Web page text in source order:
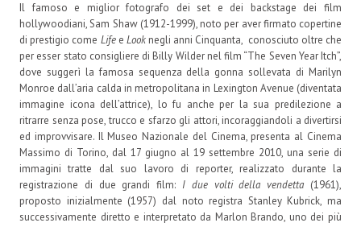
Il famoso e miglior fotografo dei set e dei backstage dei film
hollywoodiani, Sam Shaw (1912-1999), noto per aver firmato copertine
di prestigio come Lifee Look negli anni Cinquanta, conosciuto oltre che
per esser stato consigliere di Billy Wilder nel film “The Seven Year Itch”,
dove suggerì la famosa sequenza della gonna sollevata di Marilyn
Monroe dall’aria calda in metropolitana in Lexington Avenue (diventata
immagine icona dell’attrice), lo fu anche per la sua predilezione a
ritrarre senza pose, trucco e sfarzo gli attori, incoraggiandoli a divertirsi
ed improvvisare. Il Museo Nazionale del Cinema, presenta al Cinema
Massimo di Torino, dal 17 giugno al 19 settembre 2010, una serie di
immagini tratte dal suo lavoro di reporter, realizzato durante la
registrazione di due grandi film: I due volti della vendetta (1961),
proposto inizialmente (1957) dal noto registra Stanley Kubrick, ma
successivamente diretto e interpretato da Marlon Brando, uno dei più